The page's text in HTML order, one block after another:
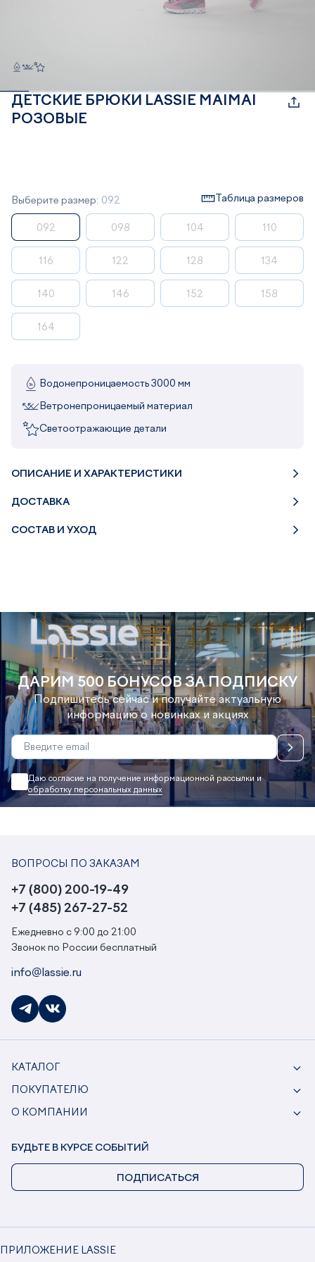
ДЕТСКИЕ БРЮКИ LASSIE MAIMAI
РОЗОВЫЕ
Выберите размер: 092 Таблица размеров
092 098 104 110
116 122 128 134
140 146 152 158
164
Водонепроницаемость 3000 мм
Ветронепроницаемый материал
Светоотражающие детали
ОПИСАНИЕ И ХАРАКТЕРИСТИКИ
ДОСТАВКА
СОСТАВ И УХОД
ДАРИМ 500 БОНУСОВ ЗА ПОДПИСКУ
Подпишитесь сейчас и получайте актуальную
информацию о новинках и акциях
Даю согласие на получение информационной рассылки и
обработку персональных данных
ВОПРОСЫ ПО ЗАКАЗАМ
+7 (800) 200-19-49
+7 (485) 267-27-52
Ежедневно с 9:00 до 21:00
Звонок по России бесплатный
info@lassie.ru
КАТАЛОГ
ПОКУПАТЕЛЮ
О КОМПАНИИ
ПРИЛОЖЕНИЕ LASSIE
БУДЬТЕ В КУРСЕ СОБЫТИЙ
ПОДПИСАТЬСЯ